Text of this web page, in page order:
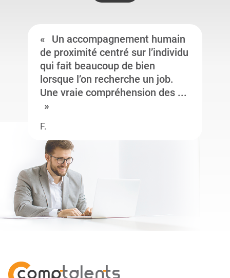
Un accompagnement humain
de proximité centré sur l’individu
qui fait beaucoup de bien
lorsque l’on recherche un job.
Une vraie compréhension des ...
F.